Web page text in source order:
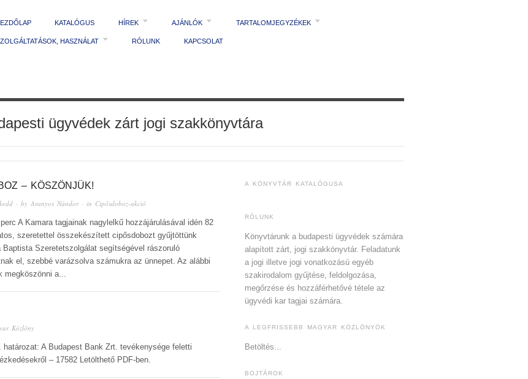
KATALÓGUS HÍREK AJÁNLÓK TARTALOMJEGYZÉKEK
HASZNÁLAT RÓLUNK KAPCSOLAT
ügyvédek zárt jogi szakkönyvtára
– KÖSZÖNJÜK!
· by Aranyos Nándor· in Cipősdoboz-akció
A Kamara tagjainak nagylelkű hozzájárulásával idén 82
szeretettel összekészített cipősdobozt gyűjtöttünk
Szeretetszolgálat segítségével rászoruló
el, szebbé varázsolva számukra az ünnepet. Az alábbi
megköszönni a...
Közlöny
A Budapest Bank Zrt. tevékenysége feletti
– 17582 Letölthető PDF-ben.
A KÖNYVTÁR KATALÓGUSA
RÓLUNK
Könyvtárunk a budapesti ügyvédek számára
alapított zárt, jogi szakkönyvtár. Feladatunk
a jogi illetve jogi vonatkozású egyéb
szakirodalom gyűjtése, feldolgozása,
megőrzése és hozzáférhetővé tétele az
ügyvédi kar tagjai számára.
A LEGFRISSEBB MAGYAR KÖZLÖNYÖK
Betöltés...
BOJTÁROK